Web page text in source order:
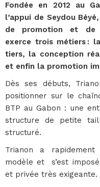
Fondée en 2012 au
l’appui de Seydou
de promotion et de
exerce trois métiers :
tiers, la conception
et enfin la promotion
Dès ses débuts,
positionner sur le
BTP au Gabon : une
structure de petite
structuré.
Trianon a
modèle et s’est
et privée très exigeante.